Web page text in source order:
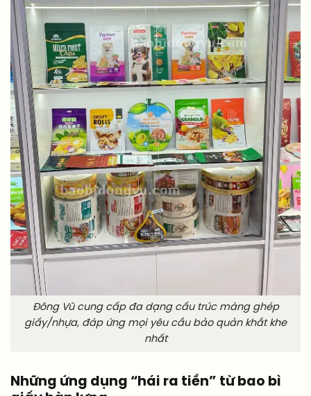
Đông Vũ cung cấp đa dạng cấu trúc màng ghép
giấy/nhựa, đáp ứng mọi yêu cầu bảo quản khắt khe
nhất
Những ứng dụng “hái ra tiền” từ bao bì